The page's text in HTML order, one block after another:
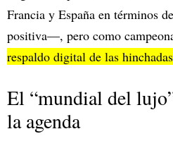
Francia y España en términos
positiva—, pero como
respaldo digital de las
El “mundial del
la agenda